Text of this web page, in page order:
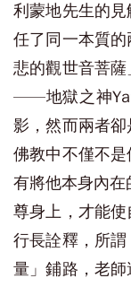
利蒙地先生的
任了同一本質
悲的觀世音菩
——地獄之神
影，然而兩者
佛教中不僅不
有將他本身內
尊身上，才能
行長詮釋，所
量」鋪路，老